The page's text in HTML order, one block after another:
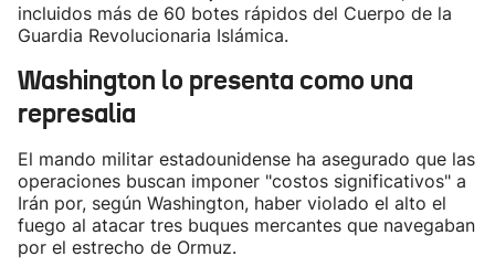
incluidos más de 60 botes rápidos del Cuerpo de la
Guardia Revolucionaria Islámica.
Washington lo presenta como una
represalia
El mando militar estadounidense ha asegurado que las
operaciones buscan imponer "costos significativos" a
Irán por, según Washington, haber violado el alto el
fuego al atacar tres buques mercantes que navegaban
por el estrecho de Ormuz.